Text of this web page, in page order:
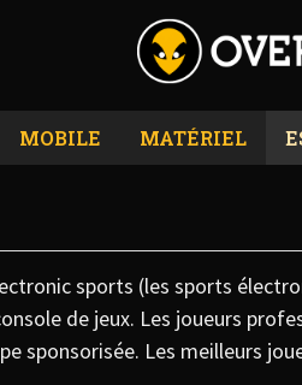
MOBILE MATÉRIEL
sports (les sports
de jeux. Les joueurs
sponsorisée. Les meilleurs